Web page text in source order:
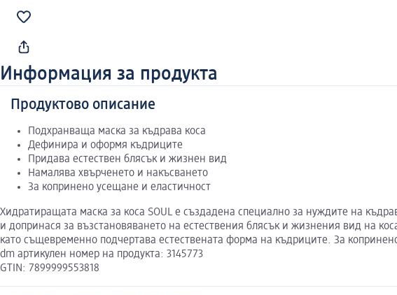
Информация за продукта
Продуктово описание
Подхранваща маска за къдрава коса
Дефинира и оформя къдриците
Придава естествен блясък и жизнен вид
Намалява хвърченето и накъсването
За копринено усещане и еластичност
Хидратиращата маска за коса SOUL е създадена специално за нуждите на
и допринася за възстановяването на естествения блясък и жизнения вид на
като същевременно подчертава естествената форма на къдриците. За
dm артикулен номер на продукта: 3145773
GTIN: 7899999553818